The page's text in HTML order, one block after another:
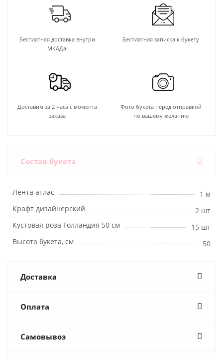
Бесплатная доставка внутри
МКАДа!
Бесплатная записка к букету
Доставим за 2 часа с момента
заказа
Фото букета перед отправкой
по вашему желанию
Состав букета
Лента атлас
1 м
Крафт дизайнерский
2 шт
Кустовая роза Голландия 50 см
15 шт
Высота букета, см
50
Доставка
Оплата
Самовывоз